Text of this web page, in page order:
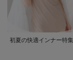
初夏の快適インナー特集